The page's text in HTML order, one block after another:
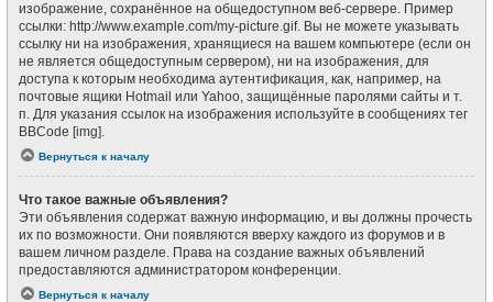
изображение, сохранённое на общедоступном веб-сервере. Пример
ссылки: http://www.example.com/my-picture.gif. Вы не можете указывать
ссылку ни на изображения, хранящиеся на вашем компьютере (если он
не является общедоступным сервером), ни на изображения, для
доступа к которым необходима аутентификация, как, например, на
почтовые ящики Hotmail или Yahoo, защищённые паролями сайты и т.
п. Для указания ссылок на изображения используйте в сообщениях тег
BBCode [img].
Вернуться к началу
Что такое важные объявления?
Эти объявления содержат важную информацию, и вы должны прочесть
их по возможности. Они появляются вверху каждого из форумов и в
вашем личном разделе. Права на создание важных объявлений
предоставляются администратором конференции.
Вернуться к началу